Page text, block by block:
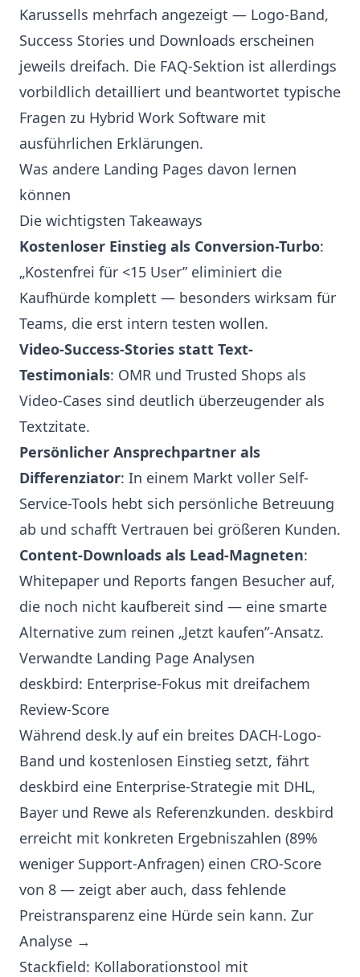
Karussells mehrfach angezeigt — Logo-Band,
Success Stories und Downloads erscheinen
jeweils dreifach. Die FAQ-Sektion ist allerdings
vorbildlich detailliert und beantwortet typische
Fragen zu Hybrid Work Software mit
ausführlichen Erklärungen.
Was andere Landing Pages davon lernen
können
Die wichtigsten Takeaways
Kostenloser Einstieg als Conversion-Turbo:
„Kostenfrei für <15 User” eliminiert die
Kaufhürde komplett — besonders wirksam für
Teams, die erst intern testen wollen.
Video-Success-Stories statt Text-
Testimonials: OMR und Trusted Shops als
Video-Cases sind deutlich überzeugender als
Textzitate.
Persönlicher Ansprechpartner als
Differenziator: In einem Markt voller Self-
Service-Tools hebt sich persönliche Betreuung
ab und schafft Vertrauen bei größeren Kunden.
Content-Downloads als Lead-Magneten:
Whitepaper und Reports fangen Besucher auf,
die noch nicht kaufbereit sind — eine smarte
Alternative zum reinen „Jetzt kaufen”-Ansatz.
Verwandte Landing Page Analysen
deskbird: Enterprise-Fokus mit dreifachem
Review-Score
Während desk.ly auf ein breites DACH-Logo-
Band und kostenlosen Einstieg setzt, fährt
deskbird eine Enterprise-Strategie mit DHL,
Bayer und Rewe als Referenzkunden. deskbird
erreicht mit konkreten Ergebniszahlen (89%
weniger Support-Anfragen) einen CRO-Score
von 8 — zeigt aber auch, dass fehlende
Preistransparenz eine Hürde sein kann. Zur
Analyse →
Stackfield: Kollaborationstool mit